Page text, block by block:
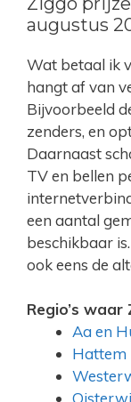
augustus
Wat betaal ik
hangt af van
Bijvoorbeeld
zenders, en
Daarnaast
TV en bellen
een aantal
beschikbaar
ook eens de
Regio’s
Aa en
Hattem